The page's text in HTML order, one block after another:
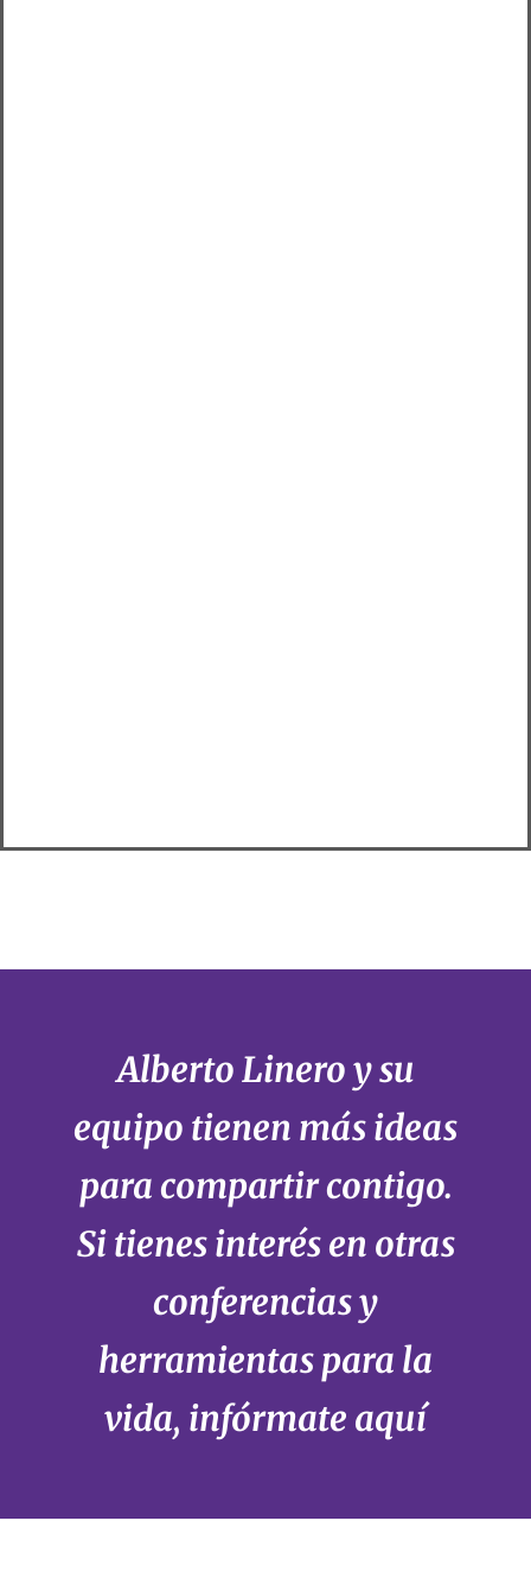
Alberto Linero y su
equipo tienen más ideas
para compartir contigo.
Si tienes interés en otras
conferencias y
herramientas para la
vida, infórmate aquí